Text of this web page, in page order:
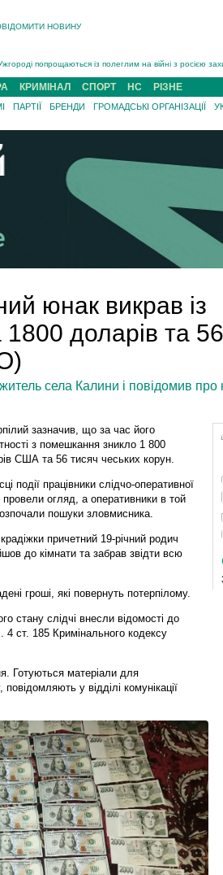
НОВИНУ
попрощаються із полеглим на війні з росією
5 серпня попрощаються із захисником
загибель захисника із Нанкова на
війні з рф поліг військовий з Виноградова Ігнат
внаслідок ДТП за участі трьох авто
районного ТЦК на Закарпатті судитимуть за
КРИМІНАЛ СПОРТ НС РІЗНЕ
ПАРТІЇ БРЕНДИ ГРОМАДСЬКІ ОРГАНІЗАЦІЇ
юнак викрав із
доларів та
села Калини і повідомив про
зазначив, що за час його
з помешкання зникло 1 800
США та 56 тисяч чеських корун.
події працівники слідчо-оперативної
провели огляд, а оперативники в той
пошуки зловмисника.
причетний 19-річний родич
до кімнати та забрав звідти всю
гроші, які повернуть потерпілому.
стану слідчі внесли відомості до
ст. 185 Кримінального кодексу
Готуються матеріали для
у відділі комунікації